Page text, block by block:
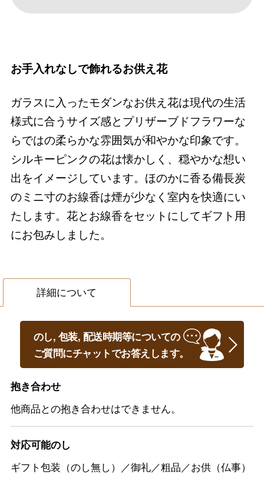
お手入れなしで飾れるお供え花
ガラスに入ったモダンなお供え花は現代の生活
様式に合うサイズ感とプリザーブドフラワーな
らではの柔らかな雰囲気が和やかな印象です。
シルキーピンクの花は懐かしく、穏やかな想い
出をイメージしています。ほのかに香る備長炭
のミニ寸のお線香は煙が少なく室内を快適にい
たします。花とお線香をセットにしてギフト用
にお包みしました。
詳細について
のし, 包装, 配送時期等についての
ご質問にチャットでお答えします。
抱き合わせ
他商品との抱き合わせはできません。
対応可能のし
ギフト包装（のし無し）／御礼／粗品／お供（仏事）